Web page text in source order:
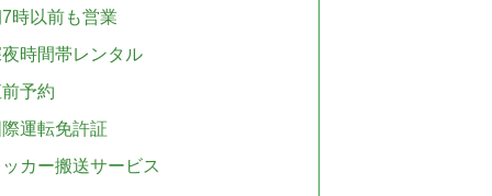
時以前も営業
時間帯レンタル
予約
運転免許証
カー搬送サービス